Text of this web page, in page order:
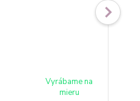
Vyrábame na
mieru